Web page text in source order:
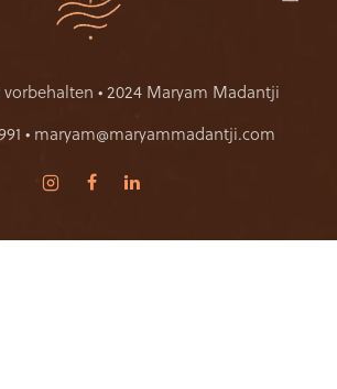
• 2024 Maryam Madantji
• maryam@maryammadantji.com